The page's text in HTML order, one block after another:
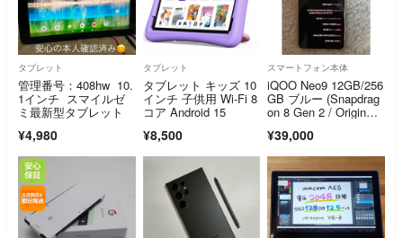
タブレット
管理番号：408hw 10.
1インチ スマイルゼ
ミ最新型タブレット
¥4,980
タブレット
タブレット キッズ 10
インチ 子供用 Wi-Fi 8
コア Android 15
¥8,500
スマートフォン本体
iQOO Neo9 12GB/256
GB ブルー (Snapdrag
on 8 Gen 2 / OriginO
¥39,000